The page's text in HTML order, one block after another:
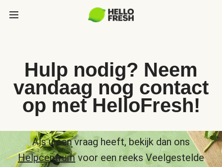
Hulp nodig? Neem
vandaag nog contact
op met HelloFresh!
Als u een vraag heeft, bekijk dan ons
Helpcentrumvoor een reeks Veelgestelde